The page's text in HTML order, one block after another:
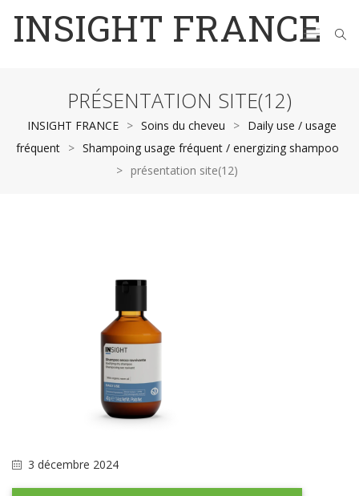
INSIGHT FRANCE
PRÉSENTATION SITE(12)
INSIGHT FRANCE > Soins du cheveu > Daily use / usage
fréquent
> Shampoing usage fréquent / energizing shampoo
> présentation site(12)
3 décembre 2024